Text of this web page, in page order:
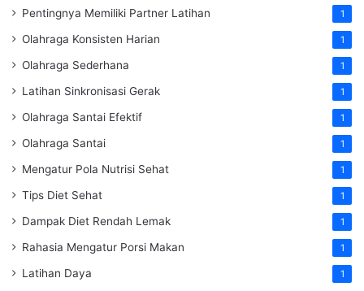
Pentingnya Memiliki Partner Latihan 1
Olahraga Konsisten Harian 1
Olahraga Sederhana 1
Latihan Sinkronisasi Gerak 1
Olahraga Santai Efektif 1
Olahraga Santai 1
Mengatur Pola Nutrisi Sehat 1
Tips Diet Sehat 1
Dampak Diet Rendah Lemak 1
Rahasia Mengatur Porsi Makan 1
Latihan Daya 1